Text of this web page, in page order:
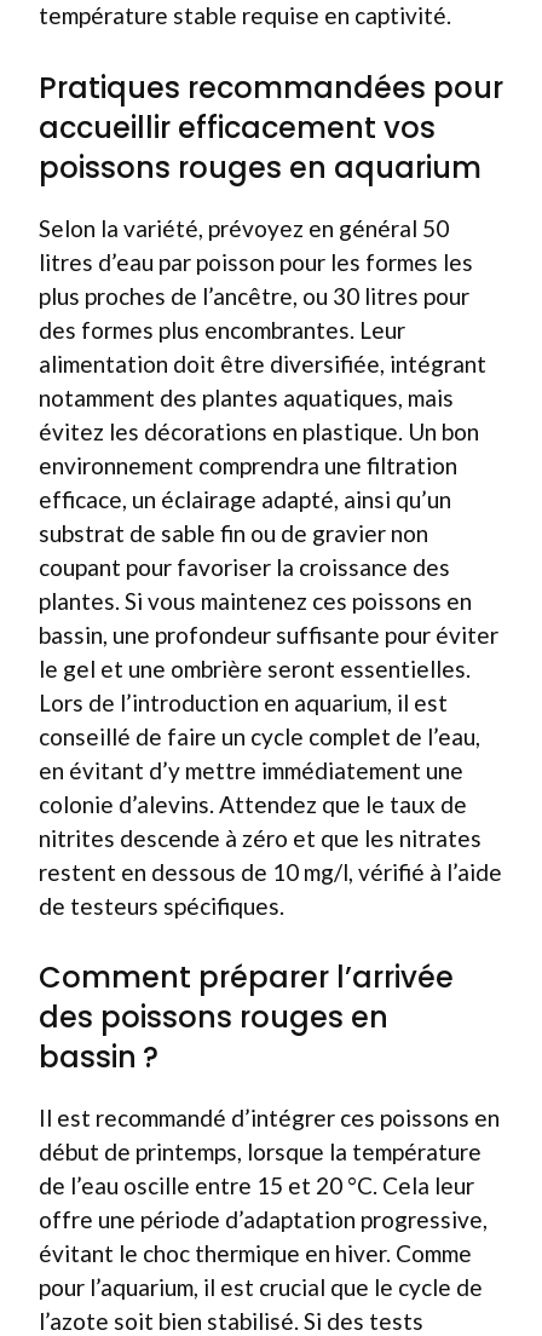
température stable requise en captivité.
Pratiques recommandées pour
accueillir efficacement vos
poissons rouges en aquarium
Selon la variété, prévoyez en général 50
litres d’eau par poisson pour les formes les
plus proches de l’ancêtre, ou 30 litres pour
des formes plus encombrantes. Leur
alimentation doit être diversifiée, intégrant
notamment des plantes aquatiques, mais
évitez les décorations en plastique. Un bon
environnement comprendra une filtration
efficace, un éclairage adapté, ainsi qu’un
substrat de sable fin ou de gravier non
coupant pour favoriser la croissance des
plantes. Si vous maintenez ces poissons en
bassin, une profondeur suffisante pour éviter
le gel et une ombrière seront essentielles.
Lors de l’introduction en aquarium, il est
conseillé de faire un cycle complet de l’eau,
en évitant d’y mettre immédiatement une
colonie d’alevins. Attendez que le taux de
nitrites descende à zéro et que les nitrates
restent en dessous de 10 mg/l, vérifié à l’aide
de testeurs spécifiques.
Comment préparer l’arrivée
des poissons rouges en
bassin ?
Il est recommandé d’intégrer ces poissons en
début de printemps, lorsque la température
de l’eau oscille entre 15 et 20 °C. Cela leur
offre une période d’adaptation progressive,
évitant le choc thermique en hiver. Comme
pour l’aquarium, il est crucial que le cycle de
l’azote soit bien stabilisé. Si des tests